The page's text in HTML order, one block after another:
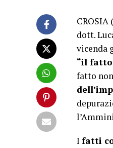
dott.
vicenda
“il fatto
fatto
I fatti